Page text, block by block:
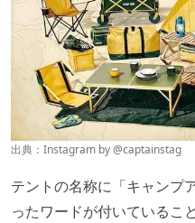
出典：Instagram by@captainstag
テントの名称に「キャンプ
ったワードが付いているこ